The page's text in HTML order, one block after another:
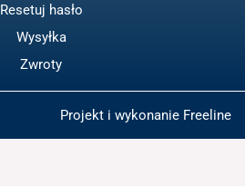
Resetuj hasło
Wysyłka
Zwroty
Projekt i wykonanie Freeline